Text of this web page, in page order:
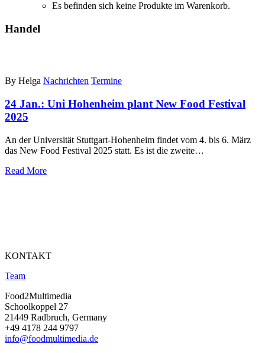
Es befinden sich keine Produkte im Warenkorb.
Handel
By Helga Nachrichten Termine
24 Jan.: Uni Hohenheim plant New Food Festival
2025
An der Universität Stuttgart-Hohenheim findet vom 4. bis 6. März
das New Food Festival 2025 statt. Es ist die zweite…
Read More
KONTAKT
Team
Food2Multimedia
Schoolkoppel 27
21449 Radbruch, Germany
+49 4178 244 9797
info@foodmultimedia.de